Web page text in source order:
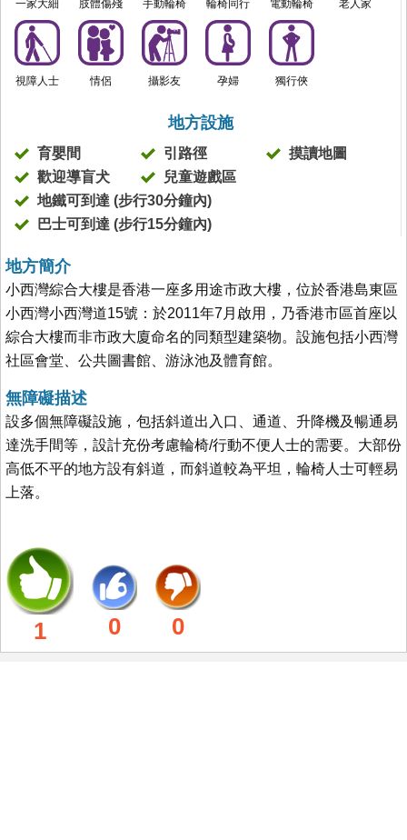
一家大細 肢體傷殘 手動輪椅 輪椅同行 電動輪椅 老人家
視障人士 情侶 攝影友 孕婦 獨行俠
地方設施
育嬰間 引路徑
摸讀地圖
歡迎導盲犬
兒童遊戲區
地鐵可到達 (步行30分鐘內)
巴士可到達 (步行15分鐘內)
地方簡介
小西灣綜合大樓是香港一座多用途市政大樓，位於香港島東區
小西灣小西灣道15號：於2011年7月啟用，乃香港市區首座以
綜合大樓而非市政大廈命名的同類型建築物。設施包括小西灣
社區會堂、公共圖書館、游泳池及體育館。
無障礙描述
設多個無障礙設施，包括斜道出入口、通道、升降機及暢通易
達洗手間等，設計充份考慮輪椅/行動不便人士的需要。大部份
高低不平的地方設有斜道，而斜道較為平坦，輪椅人士可輕易
上落。
1 0 0